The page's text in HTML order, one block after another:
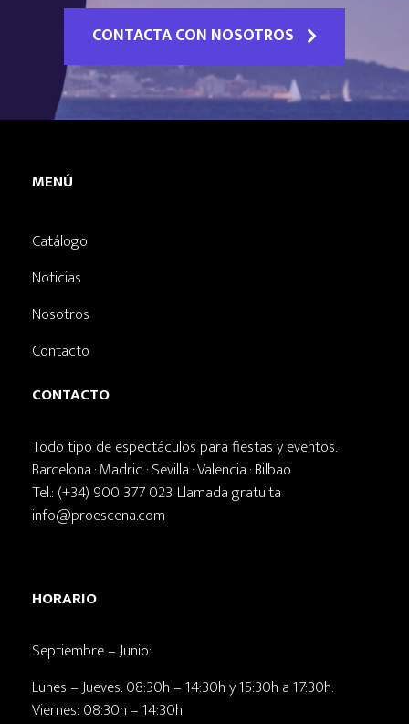
CONTACTA CON NOSOTROS
MENÚ
Catálogo
Noticias
Nosotros
Contacto
CONTACTO
Todo tipo de espectáculos para fiestas y eventos.
Barcelona · Madrid · Sevilla · Valencia · Bilbao
Tel.: (+34) 900 377 023. Llamada gratuita
info@proescena.com
HORARIO
Septiembre – Junio:
Lunes – Jueves. 08:30h – 14:30h y 15:30h a 17:30h.
Viernes: 08:30h – 14:30h